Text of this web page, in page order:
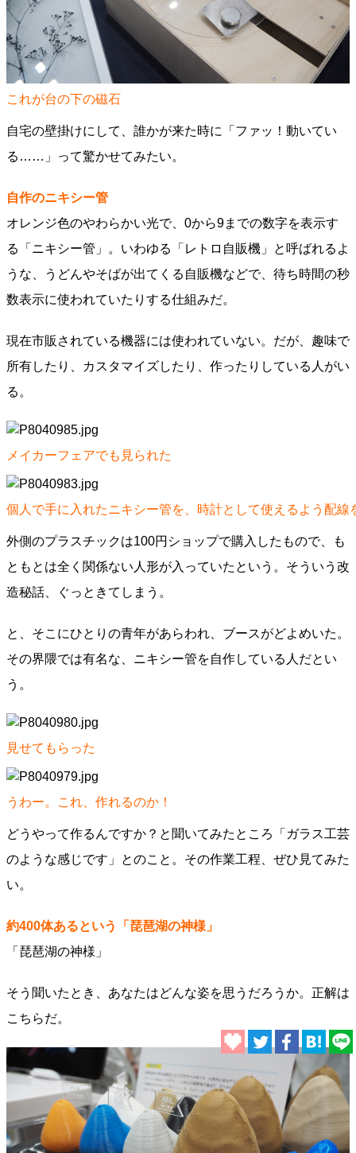
これが台の下の磁石
自宅の壁掛けにして、誰かが来た時に「ファッ！動いてい
る……」って驚かせてみたい。
自作のニキシー管
オレンジ色のやわらかい光で、0から9までの数字を表示す
る「ニキシー管」。いわゆる「レトロ自販機」と呼ばれるよ
うな、うどんやそばが出てくる自販機などで、待ち時間の秒
数表示に使われていたりする仕組みだ。
現在市販されている機器には使われていない。だが、趣味で
所有したり、カスタマイズしたり、作ったりしている人がい
る。
メイカーフェアでも見られた
個人で手に入れたニキシー管を、時計として使えるよう配線
外側のプラスチックは100円ショップで購入したもので、も
ともとは全く関係ない人形が入っていたという。そういう改
造秘話、ぐっときてしまう。
と、そこにひとりの青年があらわれ、ブースがどよめいた。
その界隈では有名な、ニキシー管を自作している人だとい
う。
見せてもらった
うわー。これ、作れるのか！
どうやって作るんですか？と聞いてみたところ「ガラス工芸
のような感じです」とのこと。その作業工程、ぜひ見てみた
い。
約400体あるという「琵琶湖の神様」
「琵琶湖の神様」
そう聞いたとき、あなたはどんな姿を思うだろうか。正解は
こちらだ。